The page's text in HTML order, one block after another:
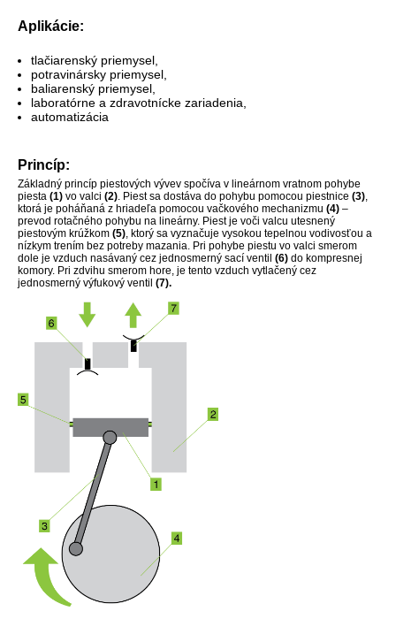
Aplikácie:
tlačiarenský priemysel,
potravinársky priemysel,
baliarenský priemysel,
laboratórne a zdravotnícke zariadenia,
automatizácia
Princíp:
Základný princíp piestových vývev spočíva v lineárnom vratnom pohybe
piesta (1) vo valci (2) . Piest sa dostáva do pohybu pomocou piestnice (3)
ktorá je poháňaná z hriadeľa pomocou vačkového mechanizmu (4) –
prevod rotačného pohybu na lineárny. Piest je voči valcu utesnený
piestovým krúžkom (5) , ktorý sa vyznačuje vysokou tepelnou vodivosťou a
nízkym trením bez potreby mazania. Pri pohybe piestu vo valci smerom
dole je vzduch nasávaný cez jednosmerný sací ventil (6) do kompresnej
komory. Pri zdvihu smerom hore, je tento vzduch vytlačený cez
jednosmerný výfukový ventil (7).